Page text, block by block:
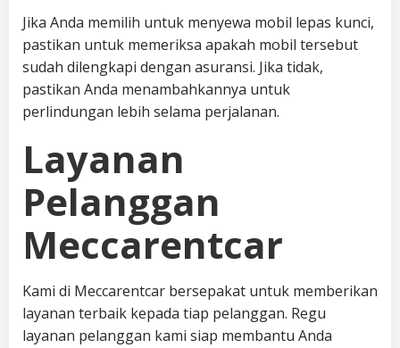
Jika Anda memilih untuk menyewa mobil lepas kunci,
pastikan untuk memeriksa apakah mobil tersebut
sudah dilengkapi dengan asuransi. Jika tidak,
pastikan Anda menambahkannya untuk
perlindungan lebih selama perjalanan.
Layanan
Pelanggan
Meccarentcar
Kami di Meccarentcar bersepakat untuk memberikan
layanan terbaik kepada tiap pelanggan. Regu
layanan pelanggan kami siap membantu Anda